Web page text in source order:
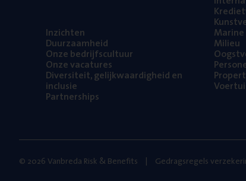
Inzich­ten
Duur­zaam­heid
Onze bedrijfs­cul­tuur
Onze vaca­tu­res
Diver­si­teit, gelijk­waar­dig­heid en
inclusie
Part­ner­ships
Mari­ne
Mili­eu
© 2026 Vanbreda Risk & Benefits Gedragsregels